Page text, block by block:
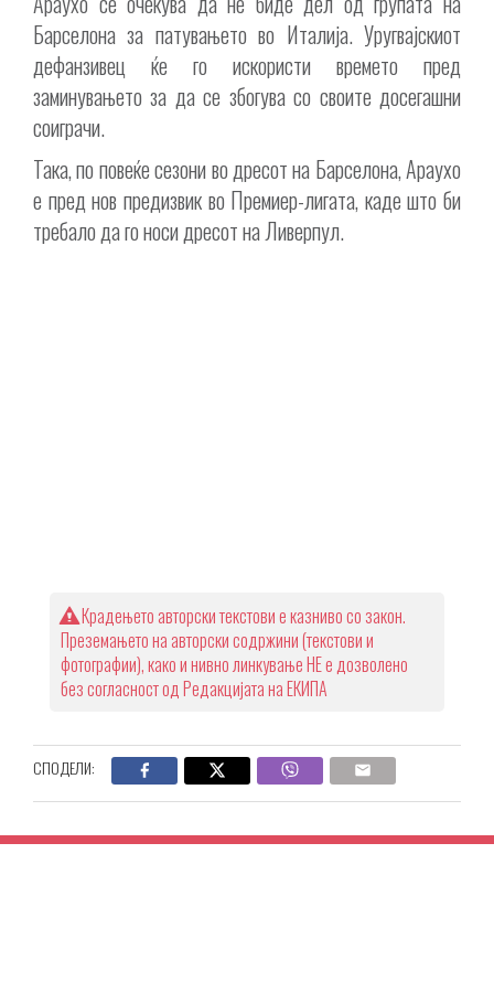
Барселона за патувањето во Италија. Уругвајскиот
дефанзивец ќе го искористи времето пред
заминувањето за да се збогува со своите досегашни
соиграчи.
Така, по повеќе сезони во дресот на Барселона, Араухо
е пред нов предизвик во Премиер-лигата, каде што би
требало да го носи дресот на Ливерпул.
Крадењето авторски текстови е казниво со закон.
Преземањето на авторски содржини (текстови и
фотографии), како и нивно линкување НЕ е дозволено
без согласност од Редакцијата на ЕКИПА
СПОДЕЛИ: